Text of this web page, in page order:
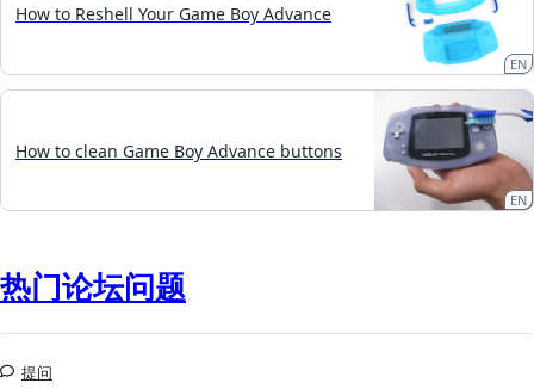
How to Reshell Your Game Boy Advance
EN
How to clean Game Boy Advance buttons
EN
热门论坛问题
提问